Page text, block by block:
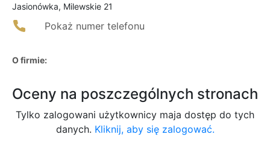
Jasionówka, Milewskie 21
Pokaż numer telefonu
O firmie:
Oceny na poszczególnych stronach
Tylko zalogowani użytkownicy maja dostęp do tych
danych. Kliknij, aby się zalogować.